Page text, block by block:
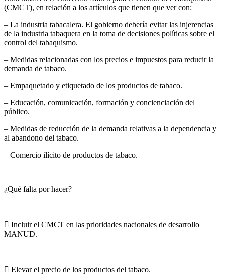
(CMCT), en relación a los artículos que tienen que ver con:
– La industria tabacalera. El gobierno debería evitar las injerencias
de la industria tabaquera en la toma de decisiones políticas sobre el
control del tabaquismo.
– Medidas relacionadas con los precios e impuestos para reducir la
demanda de tabaco.
– Empaquetado y etiquetado de los productos de tabaco.
– Educación, comunicación, formación y concienciación del
público.
– Medidas de reducción de la demanda relativas a la dependencia y
al abandono del tabaco.
– Comercio ilícito de productos de tabaco.
¿Qué falta por hacer?
 Incluir el CMCT en las prioridades nacionales de desarrollo
MANUD.
 Elevar el precio de los productos del tabaco.